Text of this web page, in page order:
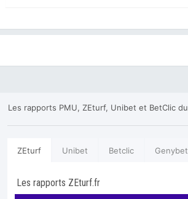
Les rapports PMU, ZEturf, Unibet et BetClic du
ZEturf Unibet Betclic Genybet
Les rapports ZEturf.fr